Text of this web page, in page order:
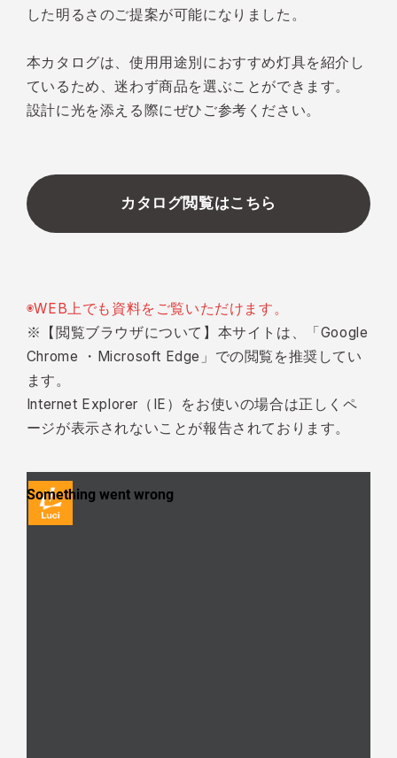
した明るさのご提案が可能になりました。
本カタログは、使用用途別におすすめ灯具を紹介し
ているため、迷わず商品を選ぶことができます。
設計に光を添える際にぜひご参考ください。
カタログ閲覧はこちら
◉WEB上でも資料をご覧いただけます。
※【閲覧ブラウザについて】本サイトは、「Google
Chrome ・Microsoft Edge」での閲覧を推奨してい
ます。
Internet Explorer（IE）をお使いの場合は正しくペ
ージが表示されないことが報告されております。